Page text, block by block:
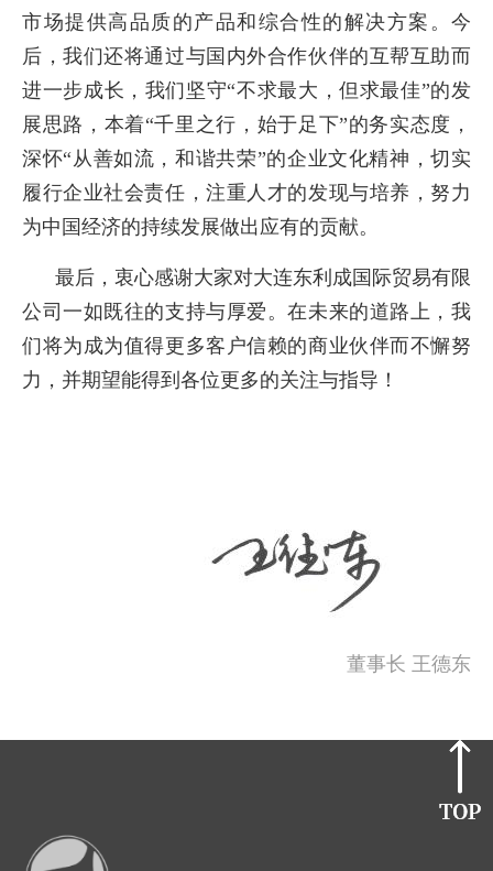
市场提供高品质的产品和综合性的解决方案。今
后，我们还将通过与国内外合作伙伴的互帮互助而
进一步成长，我们坚守“不求最大，但求最佳”的发
展思路，本着“千里之行，始于足下”的务实态度，
深怀“从善如流，和谐共荣”的企业文化精神，切实
履行企业社会责任，注重人才的发现与培养，努力
为中国经济的持续发展做出应有的贡献。
最后，衷心感谢大家对大连东利成国际贸易有限
公司一如既往的支持与厚爱。在未来的道路上，我
们将为成为值得更多客户信赖的商业伙伴而不懈努
力，并期望能得到各位更多的关注与指导！
董事长 王德东